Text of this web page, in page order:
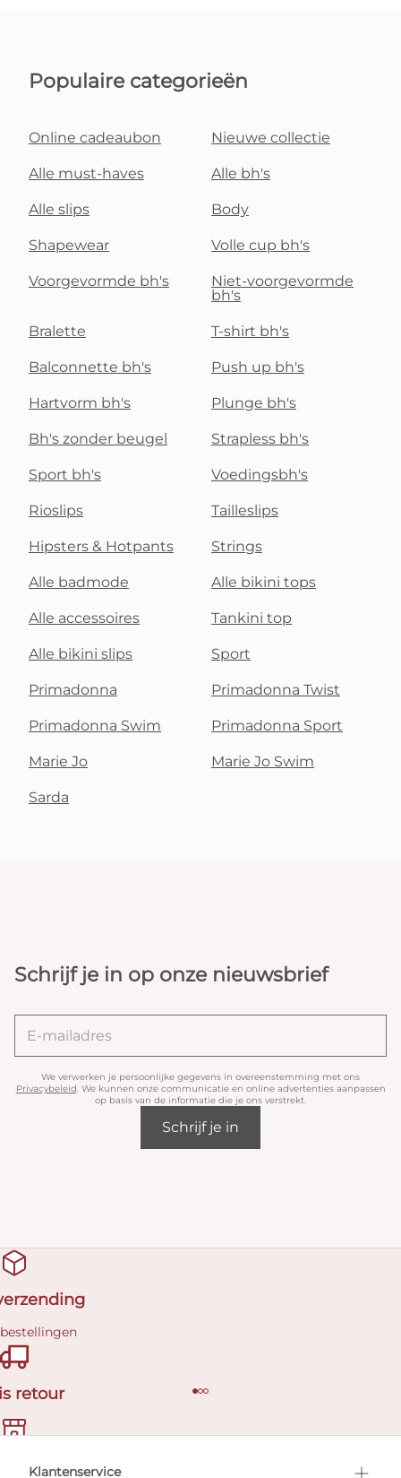
Populaire categorieën
Online cadeaubon Nieuwe collectie
Alle must-haves Alle bh's
Alle slips Body
Shapewear Volle cup bh's
Voorgevormde bh's
Niet-voorgevormde
bh's
Bralette T-shirt bh's
Balconnette bh's Push up bh's
Hartvorm bh's Plunge bh's
Bh's zonder beugel Strapless bh's
Sport bh's Voedingsbh's
Rioslips Tailleslips
Hipsters & Hotpants Strings
Alle badmode Alle bikini tops
Alle accessoires Tankini top
Alle bikini slips Sport
Primadonna Primadonna Twist
Primadonna Swim Primadonna Sport
Marie Jo Marie Jo Swim
Sarda
Schrijf je in op onze nieuwsbrief
We verwerken je persoonlijke gegevens in overeenstemming met ons
Privacybeleid. We kunnen onze communicatie en online advertenties aanpassen
op basis van de informatie die je ons verstrekt.
Schrijf je in
retour
afspraak
Klantenservice